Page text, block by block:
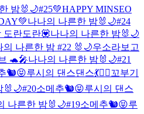
밤🐰🌙#25💚HAPPY MINSEO
나나의 나른한 밤🐰🌙#24
도란도란💟나나의 나른한 밤🐰🌙
의 나른한 밤 #22 🐰🌙우소라보고
🐢🎤나나의 나른한 밤🐰🌙#21
🐿😝루시의 댄스댄스💃❤️‍🔥꼬부기
🐰🌙#20소메추🐿😝루시의 댄스
나른한 밤🐰🌙#19소메추🐿😝루